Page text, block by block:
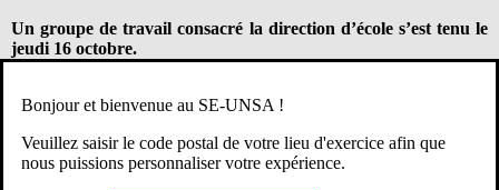
Un groupe de travail consacré la direction d’école s’est tenu le
jeudi 16 octobre.
A l’ordre du jour figurait : le bilan des visios flashs, le vademecum
ainsi que les formations et les évaluations des directeurs et
directrices.
Bonjour et bienvenue au SE-UNSA !
Veuillez saisir le code postal de votre lieu d'exercice afin que
nous puissions personnaliser votre expérience.